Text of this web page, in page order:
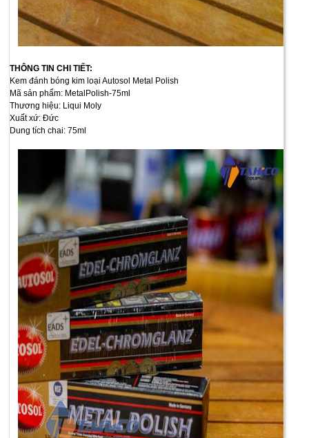
THÔNG TIN CHI TIẾT:
Kem đánh bóng kim loại Autosol Metal Polish
Mã sản phẩm: MetalPolish-75ml
Thương hiệu: Liqui Moly
Xuất xứ: Đức
Dung tích chai: 75ml